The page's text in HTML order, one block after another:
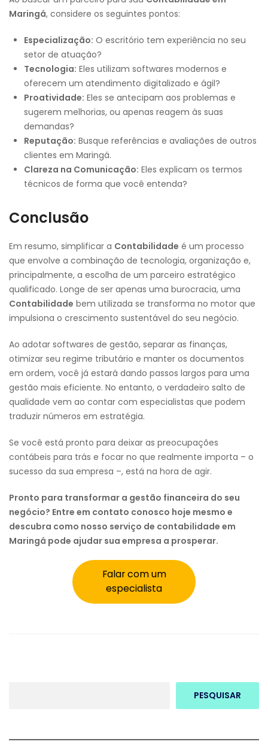
Maringá, considere os seguintes pontos:
Especialização: O escritório tem experiência no seu
setor de atuação?
Tecnologia: Eles utilizam softwares modernos e
oferecem um atendimento digitalizado e ágil?
Proatividade: Eles se antecipam aos problemas e
sugerem melhorias, ou apenas reagem às suas
demandas?
Reputação: Busque referências e avaliações de outros
clientes em Maringá.
Clareza na Comunicação: Eles explicam os termos
técnicos de forma que você entenda?
Conclusão
Em resumo, simplificar a Contabilidade é um processo
que envolve a combinação de tecnologia, organização e,
principalmente, a escolha de um parceiro estratégico
qualificado. Longe de ser apenas uma burocracia, uma
Contabilidade bem utilizada se transforma no motor que
impulsiona o crescimento sustentável do seu negócio.
Ao adotar softwares de gestão, separar as finanças,
otimizar seu regime tributário e manter os documentos
em ordem, você já estará dando passos largos para uma
gestão mais eficiente. No entanto, o verdadeiro salto de
qualidade vem ao contar com especialistas que podem
traduzir números em estratégia.
Se você está pronto para deixar as preocupações
contábeis para trás e focar no que realmente importa – o
sucesso da sua empresa –, está na hora de agir.
Pronto para transformar a gestão financeira do seu
negócio? Entre em contato conosco hoje mesmo e
descubra como nosso serviço de contabilidade em
Maringá pode ajudar sua empresa a prosperar.
Falar com um
especialista
PESQUISAR